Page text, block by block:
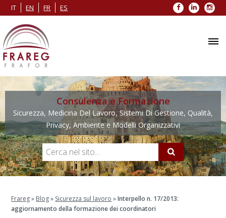
IT EN FR ES Facebook
LinkedIn
Consulenza e Formazione
Sicurezza, Medicina Del Lavoro, Sistemi Di Gestione, Qualità,
Privacy, Ambiente e Modelli Organizzativi
Frareg» Blog» Sicurezza sul lavoro »Interpello n. 17/2013:
aggiornamento della formazione dei coordinatori